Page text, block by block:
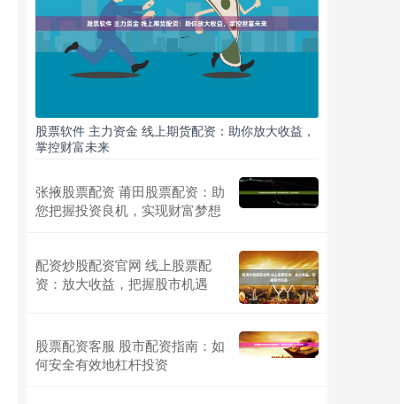
股票软件 主力资金 线上期货配资：助你放大收益，
掌控财富未来
张掖股票配资 莆田股票配资：助
您把握投资良机，实现财富梦想
配资炒股配资官网 线上股票配
资：放大收益，把握股市机遇
股票配资客服 股市配资指南：如
何安全有效地杠杆投资